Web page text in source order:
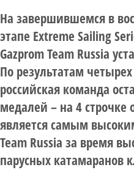
На завершившемся в
этапе Extreme Sailing
Gazprom Team Russia
По результатам
российская команда
медалей – на 4 строчке
является самым
Team Russia за время
парусных катамаранов